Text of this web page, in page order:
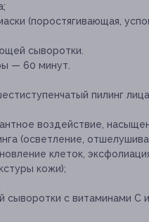
(поростягивающая,
сыворотки.
— 60 минут.
пилинг
воздействие,
(осветление,
клеток,
кожи);
сыворотки с витаминами С